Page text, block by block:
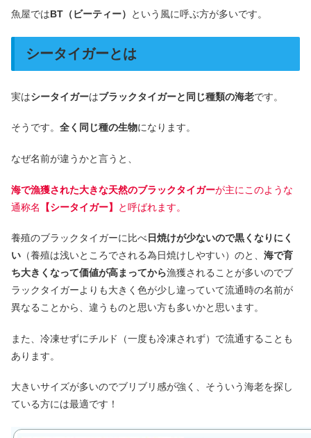
魚屋ではBT（ビーティー） という風に呼ぶ方が多いです。
シータイガーとは
実はシータイガーはブラックタイガーと同じ種類の海老です。
そうです。 全く同じ種の生物になります。
なぜ名前が違うかと言うと、
海で漁獲された大きな天然のブラックタイガーが主にこのような
通称名
【シータイガー】 と呼ばれます。
養殖のブラックタイガーに比べ日焼けが少ないので黒くなりにく
い （養殖は浅いところでされる為日焼けしやすい）のと、 海で育
ち大きくなって価値が高まってから漁獲されることが多いのでブ
ラックタイガーよりも大きく色が少し違っていて流通時の名前が
異なることから、違うものと思い方も多いかと思います。
また、冷凍せずにチルド（一度も冷凍されず）で流通することも
あります。
大きいサイズが多いのでブリブリ感が強く、そういう海老を探し
ている方には最適です！